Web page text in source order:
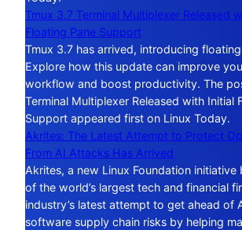
Tmux 3.7 Terminal Multiplexer Released
Floating Pane Support
Tmux 3.7 has arrived, introducing
Explore how this update can improve
workflow and boost productivity. The
Terminal Multiplexer Released with Initial
Support appeared first on Linux Today.
Akrites: The Latest Attempt to Protect
From AI Attacks Has Arrived
Akrites, a new Linux Foundation
of the world’s largest tech and financial
industry’s latest attempt to get ahead of
software supply chain risks by helping